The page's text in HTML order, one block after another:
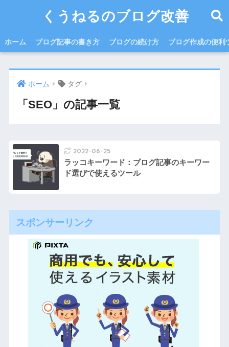
くうねるのブログ改善
ホーム ブログ記事の書き方 ブログの続け方 ブログ作成の便利
ホーム タグ
「SEO」の記事一覧
2022-06-25
ラッコキーワード：ブログ記事のキーワー
ド選びで使えるツール
スポンサーリンク